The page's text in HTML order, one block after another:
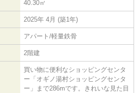
40.30㎡
2025年 4月 (築1年)
アパート/軽量鉄骨
2階建
買い物に便利なショッピングセンタ
ー「オギノ湯村ショッピングセンタ
ー」まで286mです。きれいな見た目